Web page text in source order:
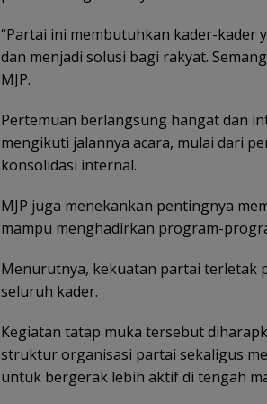
“Partai ini membutuhkan kader-kader
dan menjadi solusi bagi rakyat.
MJP.
Pertemuan berlangsung hangat dan
mengikuti jalannya acara, mulai dari
konsolidasi internal.
MJP juga menekankan pentingnya
mampu menghadirkan program-
Menurutnya, kekuatan partai terletak
seluruh kader.
Kegiatan tatap muka tersebut
struktur organisasi partai sekaligus
untuk bergerak lebih aktif di tengah